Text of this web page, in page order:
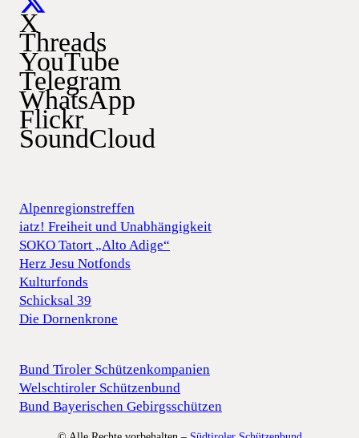
X
Threads
YouTube
Telegram
WhatsApp
Flickr
SoundCloud
Alpenregionstreffen
iatz! Freiheit und Unabhängigkeit
SOKO Tatort „Alto Adige“
Herz Jesu Notfonds
Kulturfonds
Schicksal 39
Die Dornenkrone
Bund Tiroler Schützenkompanien
Welschtiroler Schützenbund
Bund Bayerischen Gebirgsschützen